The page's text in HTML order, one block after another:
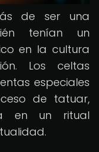
de ser una
tenían un
en la cultura
Los celtas
especiales
de tatuar,
en un ritual